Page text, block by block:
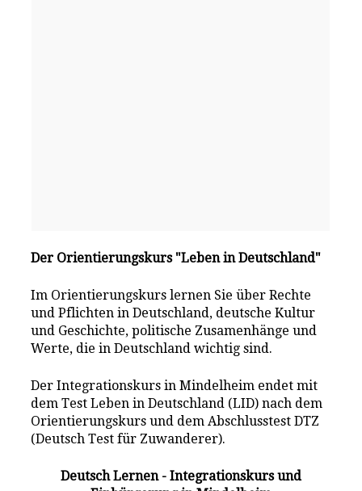
Der Orientierungskurs "Leben in Deutschland"
Im Orientierungskurs lernen Sie über Rechte
und Pflichten in Deutschland, deutsche Kultur
und Geschichte, politische Zusamenhänge und
Werte, die in Deutschland wichtig sind.
Der Integrationskurs in Mindelheim endet mit
dem Test Leben in Deutschland (LID) nach dem
Orientierungskurs und dem Abschlusstest DTZ
(Deutsch Test für Zuwanderer).
Deutsch Lernen - Integrationskurs und